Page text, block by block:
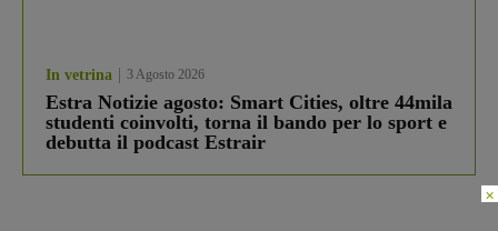
In vetrina 3 Agosto 2026
Estra Notizie agosto: Smart Cities, oltre 44mila
studenti coinvolti, torna il bando per lo sport e
debutta il podcast Estrair
×